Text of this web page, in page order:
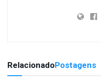
RelacionadoPostagens